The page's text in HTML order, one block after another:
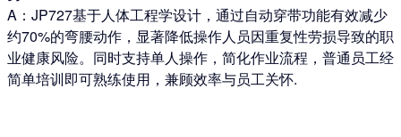
A：JP727基于人体工程学设计，通过自动穿带功能有效减少
约70%的弯腰动作，显著降低操作人员因重复性劳损导致的职
业健康风险。同时支持单人操作，简化作业流程，普通员工经
简单培训即可熟练使用，兼顾效率与员工关怀.